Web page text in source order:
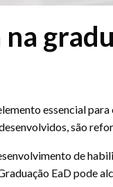
essencial
são
de
EaD pode